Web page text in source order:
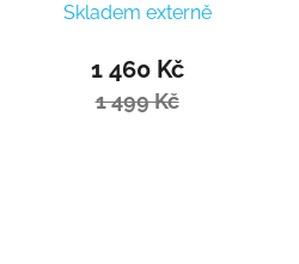
Skladem externě
1 460 Kč
1 499 Kč